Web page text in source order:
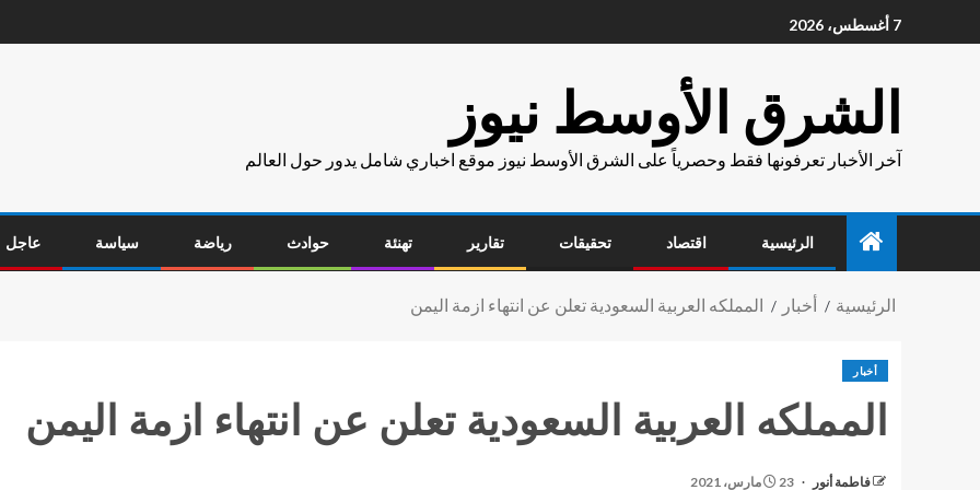
7 أغسطس، 2026
الشرق الأوسط نيوز
آخر الأخبار تعرفونها فقط وحصرياً على الشرق الأوسط نيوز موقع اخباري شامل يدور حول العالم
الرئيسية اقتصاد تحقيقات تقارير تهنئة حوادث رياضة سياسة عاجل
الرئيسية أخبار المملكه العربية السعودية تعلن عن انتهاء ازمة اليمن
أخبار
المملكه العربية السعودية تعلن عن انتهاء ازمة اليمن
فاطمة أنور 23 مارس، 2021